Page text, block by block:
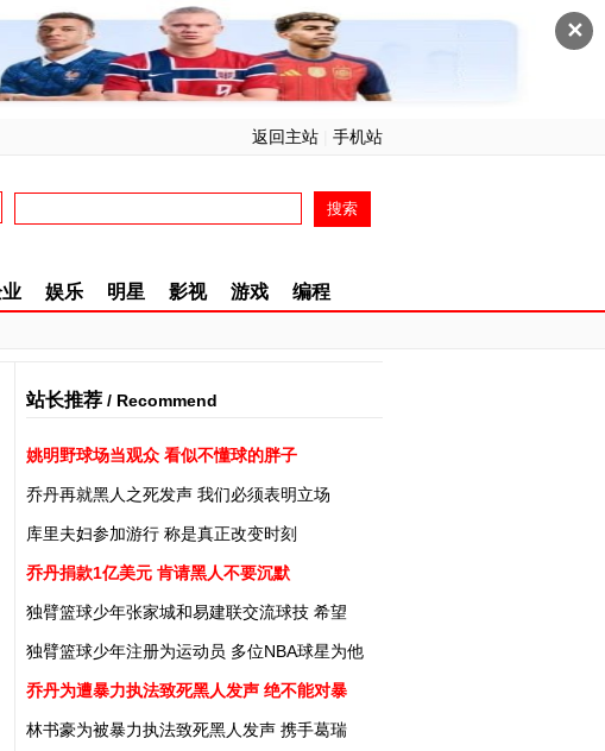
✕
返回主站 手机站
娱乐 明星 影视 游戏 编程
站长推荐 / Recommend
姚明野球场当观众 看似不懂球的胖子
乔丹再就黑人之死发声 我们必须表明立场
库里夫妇参加游行 称是真正改变时刻
乔丹捐款1亿美元 肯请黑人不要沉默
独臂篮球少年张家城和易建联交流球技 希望
独臂篮球少年注册为运动员 多位NBA球星为他
乔丹为遭暴力执法致死黑人发声 绝不能对暴
林书豪为被暴力执法致死黑人发声 携手葛瑞